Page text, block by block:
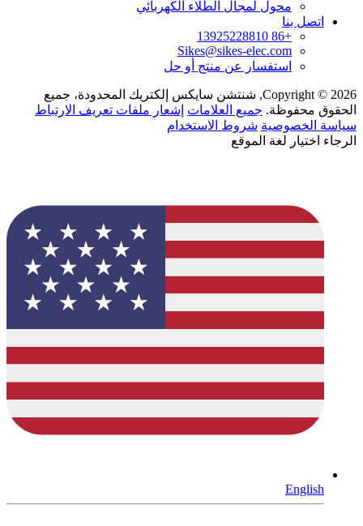
محول لمجال الطلاء الكهربائي
اتصل بنا
+86 13925228810
Sikes@sikes-elec.com
استفسار عن منتج أو حل
Copyright © 2026, شنتشن سايكس إلكتريك المحدودة، جميع
الحقوق محفوظة. جميع العلامات إشعار ملفات تعريف الارتباط
سياسة الخصوصية شروط الاستخدام
الرجاء اختيار لغة الموقع
English